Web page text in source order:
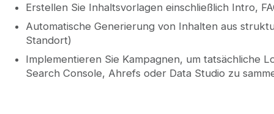
Erstellen Sie Inhaltsvorlagen einschließlich Intro,
Automatische Generierung von Inhalten aus
Standort)
Implementieren Sie Kampagnen, um tatsächliche
Search Console, Ahrefs oder Data Studio zu